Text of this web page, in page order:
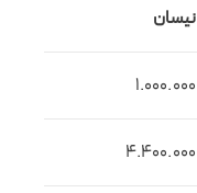
نیسان
1.000.000
4.400.000